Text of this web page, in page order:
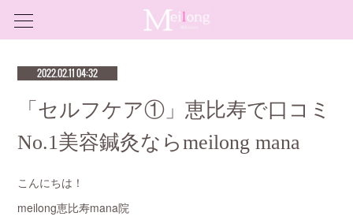
2022.02.11 04:32
「セルフケア①」恵比寿で口コミ
No.1美容鍼灸ならmeilong mana
こんにちは！
meilong恵比寿mana院